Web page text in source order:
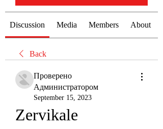
Discussion Media Members About
Back
Проверено
Администратором
September 15, 2023
Zervikale